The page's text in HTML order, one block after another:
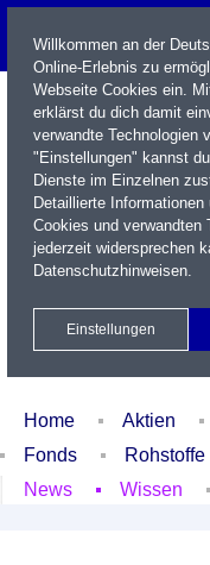
Name / WKN / ISIN / Kürzel
Xetra Realtime
Home Aktien
Fonds
Rohstoffe
News
Wissen
Willkommen an der
Online-Erlebnis zu
Webseite Cookies ein.
erklärst du dich damit
verwandte Technologien
"Einstellungen" kannst
Dienste im Einzelnen
Detaillierte
Cookies und verwandten
jederzeit widersprechen
Datenschutzhinweisen.
Einstellungen